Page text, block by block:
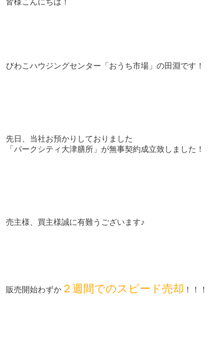
びわこハウジングセンター「おうち市場」の田淵です！
先日、当社お預かりしておりました
「パークシティ大津膳所」が無事契約成立致しました！
売主様、買主様誠に有難うございます♪
販売開始わずか２週間でのスピード売却 ！！！